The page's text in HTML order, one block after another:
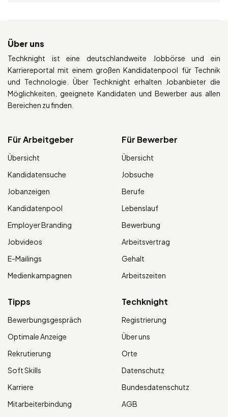
Über uns
Techknight ist eine deutschlandweite Jobbörse und ein
Karriereportal mit einem großen Kandidatenpool für Technik
und Technologie. Über Techknight erhalten Jobanbieter die
Möglichkeiten, geeignete Kandidaten und Bewerber aus allen
Bereichen zu finden.
Für Arbeitgeber
Übersicht
Kandidatensuche
Jobanzeigen
Kandidatenpool
Employer Branding
Jobvideos
E-Mailings
Medienkampagnen
Für Bewerber
Übersicht
Jobsuche
Berufe
Lebenslauf
Bewerbung
Arbeitsvertrag
Gehalt
Arbeitszeiten
Tipps
Bewerbungsgespräch
Optimale Anzeige
Rekrutierung
Soft Skills
Karriere
Mitarbeiterbindung
Techknight
Registrierung
Über uns
Orte
Datenschutz
Bundesdatenschutz
AGB